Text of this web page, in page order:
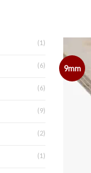
(1)
(6)
(6)
(9)
(2)
(1)
9mm